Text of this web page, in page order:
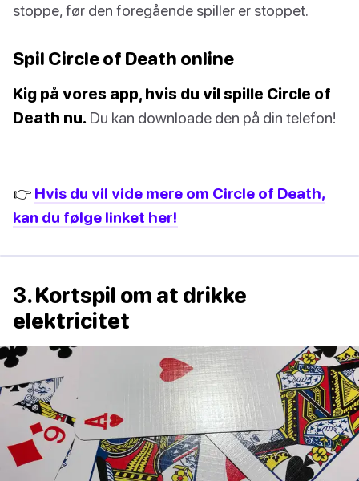
stoppe, før den foregående spiller er stoppet.
Spil Circle of Death online
Kig på vores app, hvis du vil spille Circle of
Death nu. Du kan downloade den på din telefon!
👉 Hvis du vil vide mere om Circle of Death,
kan du følge linket her!
3. Kortspil om at drikke
elektricitet